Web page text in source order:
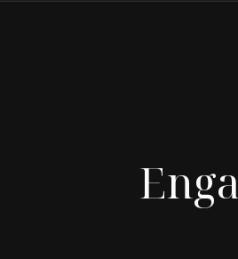
deklic